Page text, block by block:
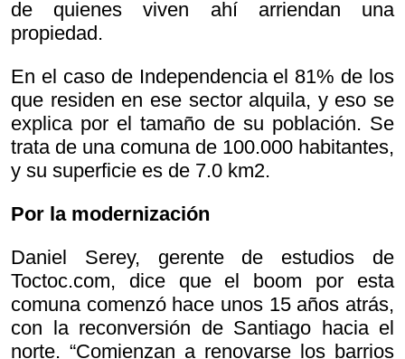
de quienes viven ahí arriendan una
propiedad.
En el caso de Independencia el 81% de los
que residen en ese sector alquila, y eso se
explica por el tamaño de su población. Se
trata de una comuna de 100.000 habitantes,
y su superficie es de 7.0 km2.
Por la modernización
Daniel Serey, gerente de estudios de
Toctoc.com, dice que el boom por esta
comuna comenzó hace unos 15 años atrás,
con la reconversión de Santiago hacia el
norte. “Comienzan a renovarse los barrios